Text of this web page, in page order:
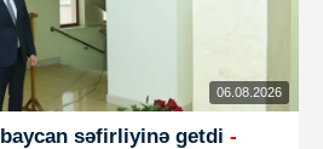
06.08.2026
səfirliyinə getdi -